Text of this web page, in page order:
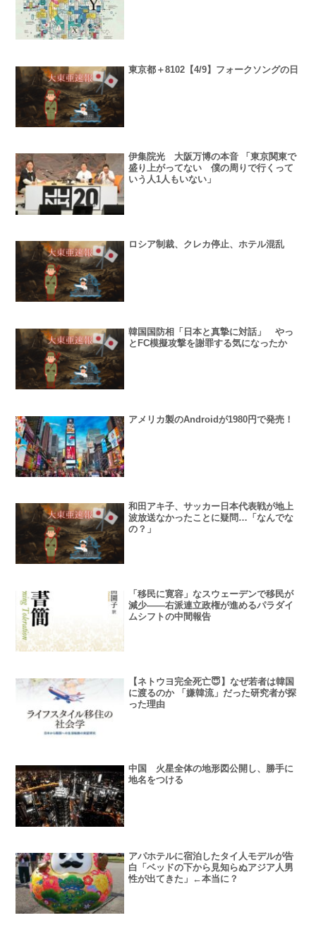
東京都＋8102【4/9】フォークソングの日
伊集院光 大阪万博の本音 「東京関東で
盛り上がってない 僕の周りで行くって
いう人1人もいない」
ロシア制裁、クレカ停止、ホテル混乱
韓国国防相「日本と真摯に対話」 やっ
とFC模擬攻撃を謝罪する気になったか
アメリカ製のAndroidが1980円で発売！
和田アキ子、サッカー日本代表戦が地上
波放送なかったことに疑問…「なんでな
の？」
「移民に寛容」なスウェーデンで移民が
減少――右派連立政権が進めるパラダイ
ムシフトの中間報告
【ネトウヨ完全死亡😇】なぜ若者は韓国
に渡るのか 「嫌韓流」だった研究者が探
った理由
中国 火星全体の地形図公開し、勝手に
地名をつける
アパホテルに宿泊したタイ人モデルが告
白「ベッドの下から見知らぬアジア人男
性が出てきた」←本当に？